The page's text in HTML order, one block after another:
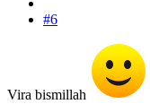
#6
Vira bismillah